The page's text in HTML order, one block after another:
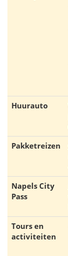
Huurauto
Pakketreizen
Napels City
Pass
Tours en
activiteiten